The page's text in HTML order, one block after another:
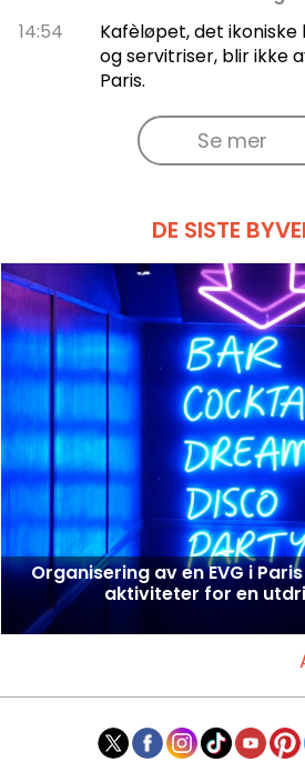
14:54
Kafèløpet, det
og servitriser, blir ikke
Paris.
Se mer
DE SISTE
Organisering av en EVG i
aktiviteter for en